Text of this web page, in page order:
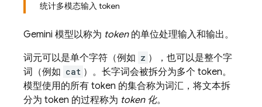
统计多模态输入 token
Gemini 模型以称为 token的单位处理输入和输出。
词元可以是单个字符（例如 z ），也可以是整个字
词（例如 cat ）。长字词会被拆分为多个 token。
模型使用的所有 token 的集合称为词汇，将文本拆
分为 token 的过程称为 token 化。